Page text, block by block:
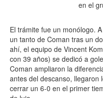
El trámite fue un monólogo.
un tanto de Coman tras un
ahí, el equipo de Vincent
con 39 años) se dedicó a
Coman ampliaron la
antes del descanso, llegaron
cerrar un 6-0 en el primer